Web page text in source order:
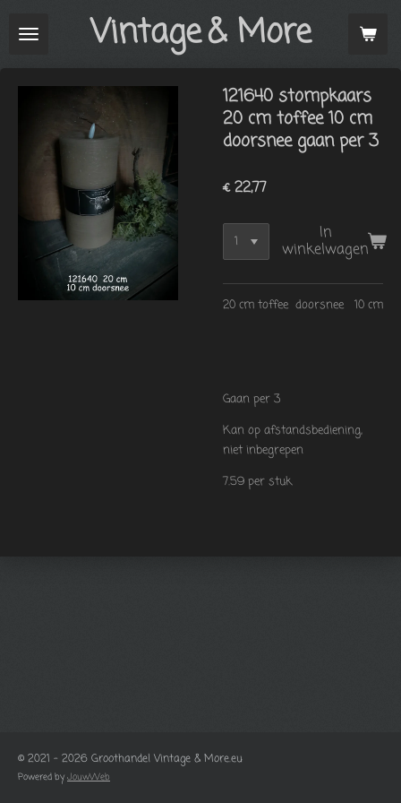
direct
Vintage& More
121640 stompkaars
20 cm toffee 10 cm
doorsnee gaan per 3
€ 22,77
In
winkelwagen
20 cm toffee doorsnee 10 cm
Gaan per 3
Kan op afstandsbediening,
niet inbegrepen
7.59 per stuk
© 2021 - 2026 Groothandel Vintage & More.eu
Powered by JouwWeb